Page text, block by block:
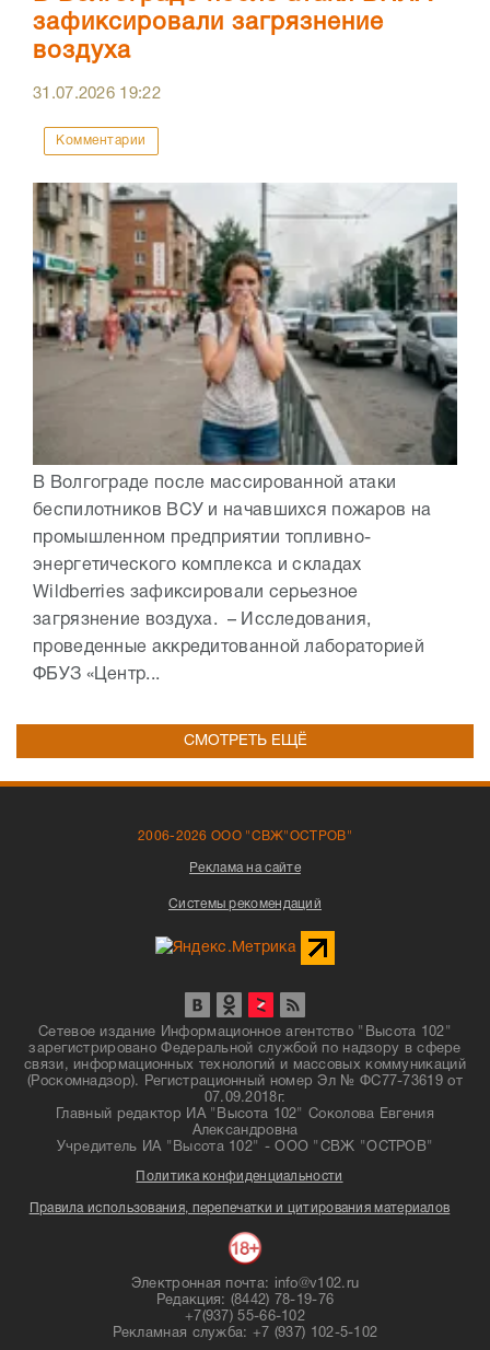
зафиксировали загрязнение
воздуха
31.07.2026 19:22
Комментарии
В Волгограде после массированной атаки
беспилотников ВСУ и начавшихся пожаров на
промышленном предприятии топливно-
энергетического комплекса и складах
Wildberries зафиксировали серьезное
загрязнение воздуха. – Исследования,
проведенные аккредитованной лабораторией
ФБУЗ «Центр...
СМОТРЕТЬ ЕЩЁ
2006-2026 ООО "СВЖ"ОСТРОВ"
Реклама на сайте
Системы рекомендаций
Сетевое издание Информационное агентство "Высота 102"
зарегистрировано Федеральной службой по надзору в сфере
связи, информационных технологий и массовых коммуникаций
(Роскомнадзор). Регистрационный номер Эл № ФС77-73619 от
07.09.2018г.
Главный редактор ИА "Высота 102" Соколова Евгения
Александровна
Учредитель ИА "Высота 102" - ООО "СВЖ "ОСТРОВ"
Политика конфиденциальности
Правила использования, перепечатки и цитирования материалов
Электронная почта: info@v102.ru
Редакция: (8442) 78-19-76
+7(937) 55-66-102
Рекламная служба: +7 (937) 102-5-102